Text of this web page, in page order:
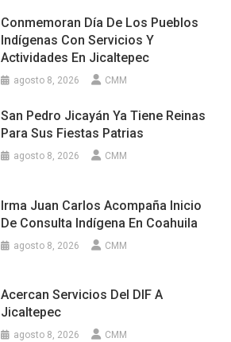
Conmemoran Día De Los Pueblos
Indígenas Con Servicios Y
Actividades En Jicaltepec
agosto 8, 2026 CMM
San Pedro Jicayán Ya Tiene Reinas
Para Sus Fiestas Patrias
agosto 8, 2026 CMM
Irma Juan Carlos Acompaña Inicio
De Consulta Indígena En Coahuila
agosto 8, 2026 CMM
Acercan Servicios Del DIF A
Jicaltepec
agosto 8, 2026 CMM